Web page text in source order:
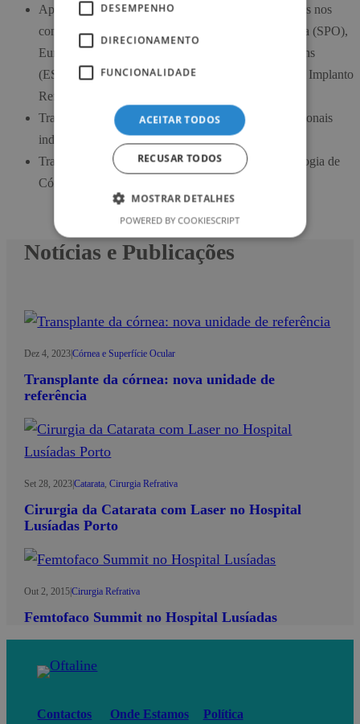
Apresentação regular de comunicações orais e posters nos
congressos da Sociedade Portuguesa de Oftalmologia (SPO),
European Society of Cataract and Refractive Surgeons
(ESCRS) e Sociedade Espanhola de Cirurgia Ocular Implanto
Refractiva (SECOIR).
Trabalhos publicados em revistas científicas internacionais
indexadas (PubMed).
Trabalhos de investigação e clínicos na área da patologia de
Córnea e da Cirurgia Refractiva.
Notícias e Publicações
Dez 4, 2023|Córnea e Superfície Ocular
Transplante da córnea: nova unidade de
referência
Set 28, 2023|Catarata , Cirurgia Refrativa
Cirurgia da Catarata com Laser no Hospital
Lusíadas Porto
Out 2, 2015|Cirurgia Refrativa
Femtofaco Summit no Hospital Lusíadas
Contactos Onde Estamos Política
DESEMPENHO
DIRECIONAMENTO
FUNCIONALIDADE
ACEITAR TODOS
RECUSAR TODOS
MOSTRAR DETALHES
POWERED BY COOKIESCRIPT